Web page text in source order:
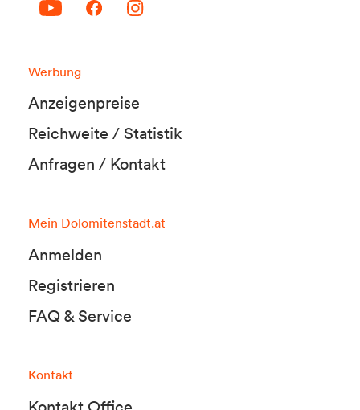
Werbung
Anzeigenpreise
Reichweite / Statistik
Anfragen / Kontakt
Mein Dolomitenstadt.at
Anmelden
Registrieren
FAQ & Service
Kontakt